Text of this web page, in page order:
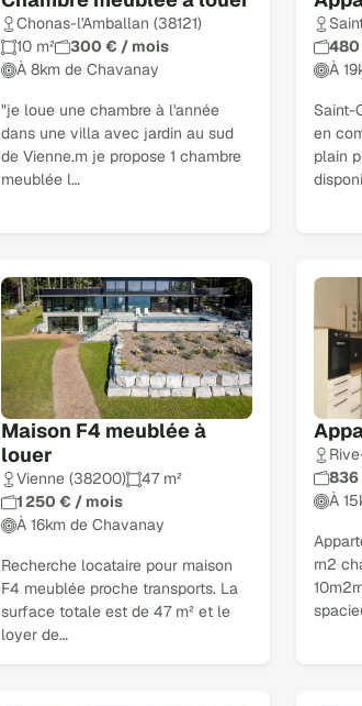
Chonas-l'Amballan (38121)
10 m²
300 € / mois
À 8km de Chavanay
"je loue une chambre à l'année
dans une villa avec jardin au sud
de Vienne.m je propose 1 chambre
meublée l…
À
Saint-
en
plain
Maison F4 meublée à
louer
Vienne (38200)
47 m²
1 250 € / mois
À 16km de Chavanay
Recherche locataire pour maison
F4 meublée proche transports. La
surface totale est de 47 m² et le
loyer de…
À
rn2